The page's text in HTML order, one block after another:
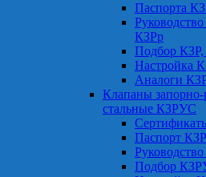
Паспорта
КЗРр
Подбор
Настройка
Аналоги
Клапаны
стальные КЗРУС
Паспорт
Подбор